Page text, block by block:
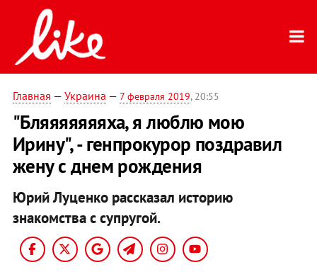
Главная — Украина — 7 февраля 2019, 20:55
"Бляяяяяяяха, я люблю мою
Ирину", - генпрокурор поздравил
жену с днем рождения
Юрий Луценко рассказал историю
знакомства с супругой.